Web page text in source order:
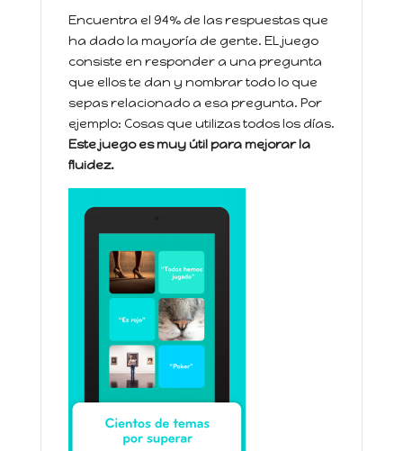
Encuentra el 94% de las respuestas que
ha dado la mayoría de gente. EL juego
consiste en responder a una pregunta
que ellos te dan y nombrar todo lo que
sepas relacionado a esa pregunta. Por
ejemplo: Cosas que utilizas todos los días.
Este juego es muy útil para mejorar la
fluidez.